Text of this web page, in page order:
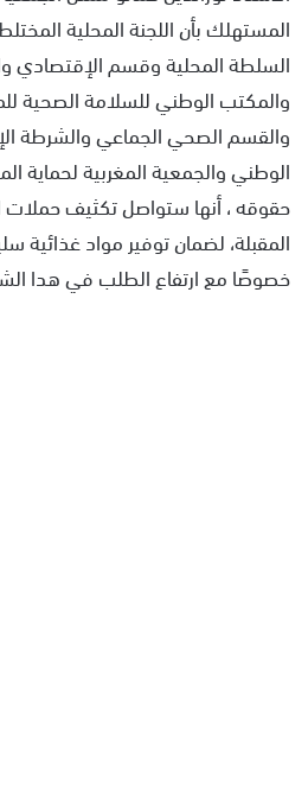
المستهلك بأن اللجنة المحلية
السلطة المحلية وقسم الإقتصادي
والقسم الصحي الجماعي والشرطة
الوطني والجمعية المغربية لحماية
حقوقه ، أنها ستواصل تكثيف حملات
المقبلة، لضمان توفير مواد غذائية
خصوصًا مع ارتفاع الطلب في هدا